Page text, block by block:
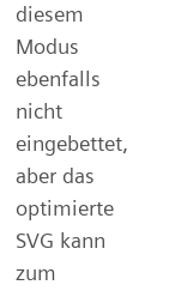
diesem
Modus
ebenfalls
nicht
eingebettet,
aber das
optimierte
SVG kann
zum